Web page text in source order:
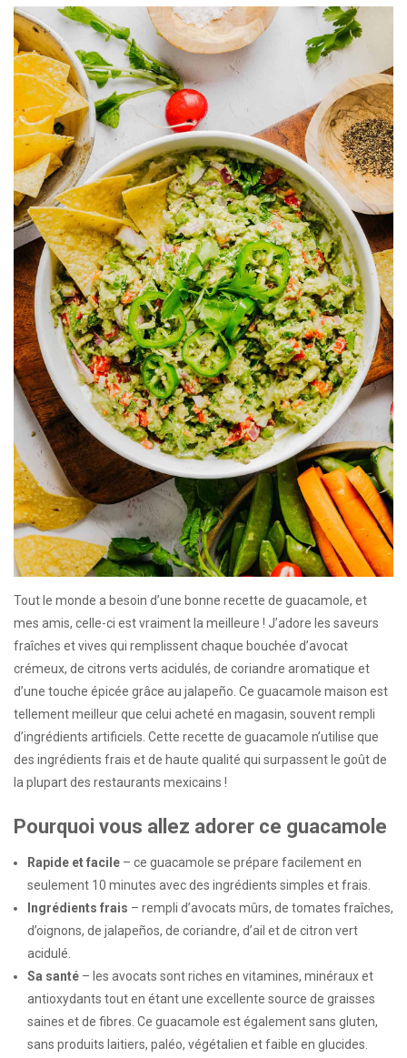
Tout le monde a besoin d’une bonne recette de guacamole, et
mes amis, celle-ci est vraiment la meilleure ! J’adore les saveurs
fraîches et vives qui remplissent chaque bouchée d’avocat
crémeux, de citrons verts acidulés, de coriandre aromatique et
d’une touche épicée grâce au jalapeño. Ce guacamole maison est
tellement meilleur que celui acheté en magasin, souvent rempli
d’ingrédients artificiels. Cette recette de guacamole n’utilise que
des ingrédients frais et de haute qualité qui surpassent le goût de
la plupart des restaurants mexicains !
Pourquoi vous allez adorer ce guacamole
Rapide et facile – ce guacamole se prépare facilement en
seulement 10 minutes avec des ingrédients simples et frais.
Ingrédients frais – rempli d’avocats mûrs, de tomates fraîches,
d’oignons, de jalapeños, de coriandre, d’ail et de citron vert
acidulé.
Sa santé – les avocats sont riches en vitamines, minéraux et
antioxydants tout en étant une excellente source de graisses
saines et de fibres. Ce guacamole est également sans gluten,
sans produits laitiers, paléo, végétalien et faible en glucides.